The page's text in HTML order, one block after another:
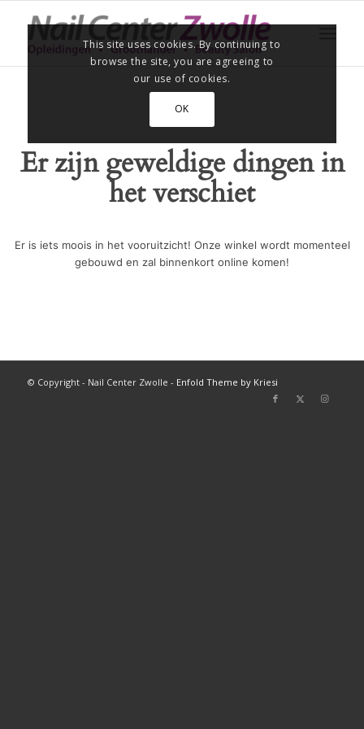
Er zijn geweldige dingen in
het verschiet
Er is iets moois in het vooruitzicht! Onze winkel wordt momenteel
gebouwd en zal binnenkort online komen!
© Copyright - Nail Center Zwolle - Enfold Theme by Kriesi
This site uses cookies. By continuing to
browse the site, you are agreeing to
our use of cookies.
OK